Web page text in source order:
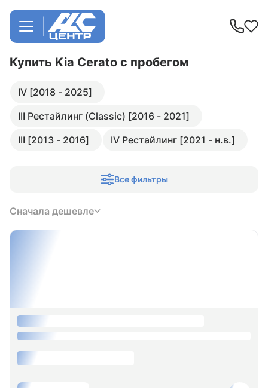
Купить Kia Cerato с пробегом
IV [2018 - 2025]
III Рестайлинг (Classic) [2016 - 2021]
III [2013 - 2016]
IV Рестайлинг [2021 - н.в.]
Все фильтры
Сначала дешевле